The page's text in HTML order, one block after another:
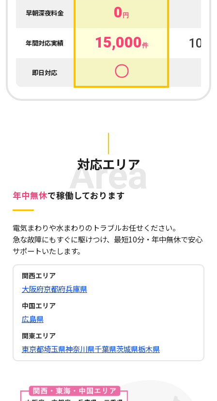
早朝深夜料金 0 円
年間対応実績 15,000件
即日対応 〇
Area
対応エリア
年中無休で稼働しております
電気まわりや水まわりのトラブルお任せください。
急な故障にもすぐに駆けつけ、最短10分・年中無休で安心
サポートいたします。
関西エリア
大阪府京都府兵庫県
中国エリア
広島県
関東エリア
東京都埼玉県神奈川県千葉県茨城県栃木県